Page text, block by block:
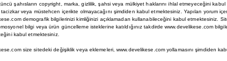
şahısların copyright, marka, gizlilik, şahsi veya mülkiyet haklarını ihlal etmeyeceğini
tacizkar veya müstehcen içerikte olmayacağını şimdiden kabul etmektesiniz. Yapılan yorum
demografik bilgilerinizi kimliğinizi açıklamadan kullanabileceğini kabul etmektesiniz.
bilgi veya ürün güncelleme isteklerine katıldığınız takdirde www.develikese.com
kabul etmektesiniz.
size sitedeki değişiklik veya eklemeleri, www.develikese.com yollamasını şimdiden